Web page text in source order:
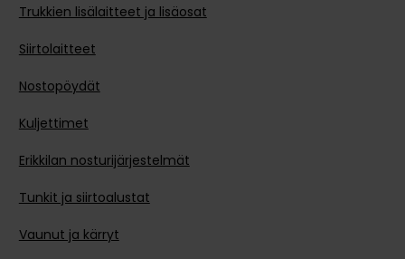
Trukkien lisälaitteet ja lisäosat
Siirtolaitteet
Nostopöydät
Kuljettimet
Erikkilan nosturijärjestelmät
Tunkit ja siirtoalustat
Vaunut ja kärryt